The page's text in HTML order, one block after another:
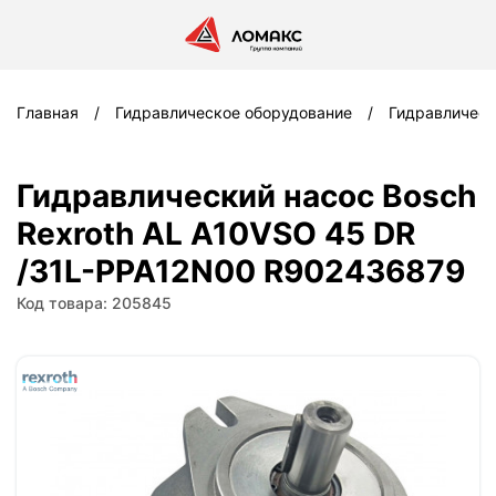
Главная Гидравлическое оборудование
Гидравлический насос Bosch
Rexroth AL A10VSO 45 DR
/31L-PPA12N00 R902436879
Код товара: 205845